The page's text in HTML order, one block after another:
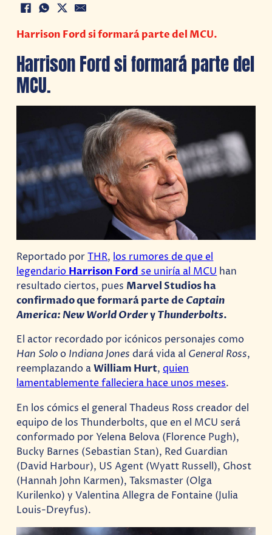
Harrison Ford si formará parte del MCU.
Harrison Ford si formará parte del
MCU.
Reportado porTHR, los rumores de que el
legendario Harrison Ford se uniría al MCU han
resultado ciertos, pues Marvel Studios ha
confirmado que formará parte de Captain
America: New World OrderyThunderbolts.
El actor recordado por icónicos personajes como
Han Soloo Indiana Jonesdará vida al General Ross,
reemplazando aWilliam Hurt,quien
lamentablemente falleciera hace unos meses.
En los cómics el general Thadeus Ross creador del
equipo de los Thunderbolts, que en el MCU será
conformado por Yelena Belova (Florence Pugh),
Bucky Barnes (Sebastian Stan), Red Guardian
(David Harbour), US Agent (Wyatt Russell), Ghost
(Hannah John Karmen), Taksmaster (Olga
Kurilenko) y Valentina Allegra de Fontaine (Julia
Louis-Dreyfus).